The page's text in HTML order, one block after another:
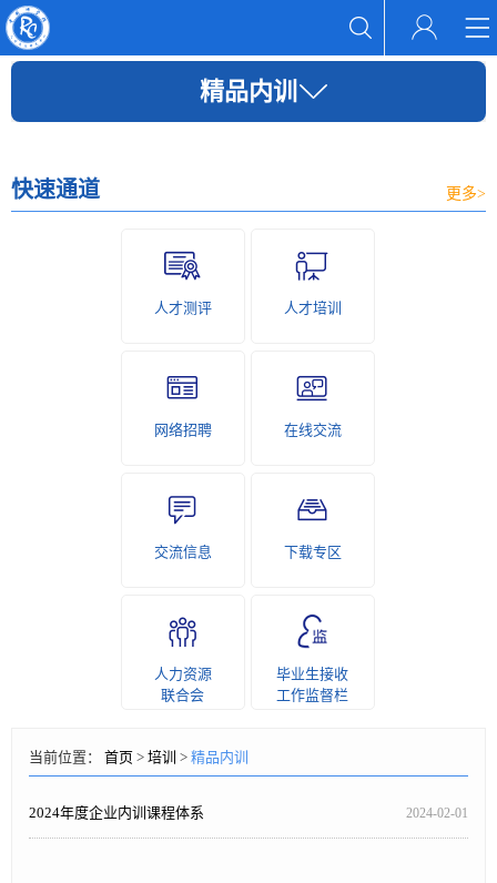
精品内训
快速通道 更多>
人才测评 人才培训
网络招聘 在线交流
交流信息 下载专区
人力资源
联合会
毕业生接收
工作监督栏
当前位置： 首页 > 培训 > 精品内训
2024年度企业内训课程体系 2024-02-01